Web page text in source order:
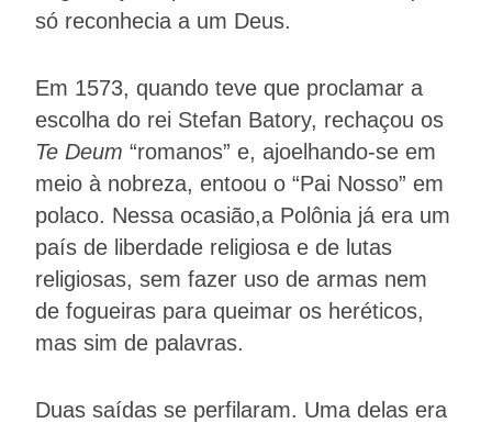
só reconhecia a um Deus.
Em 1573, quando teve que proclamar a
escolha do rei Stefan Batory, rechaçou os
Te Deum “romanos” e, ajoelhando-se em
meio à nobreza, entoou o “Pai Nosso” em
polaco. Nessa ocasião,a Polônia já era um
país de liberdade religiosa e de lutas
religiosas, sem fazer uso de armas nem
de fogueiras para queimar os heréticos,
mas sim de palavras.
Duas saídas se perfilaram. Uma delas era